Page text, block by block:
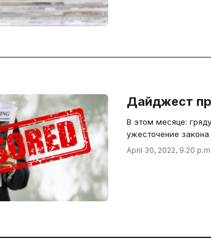
Дайджест
В этом месяце:
ужесточение
April 30, 2022, 9:20 p.m.